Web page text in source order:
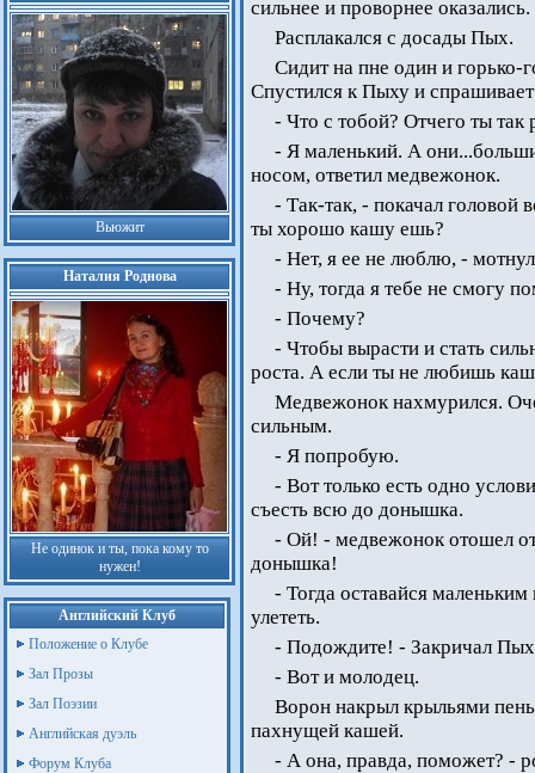
Вьюжит
Наталия Роднова
Не одинок и ты, пока кому то
нужен!
Английский Клуб
Положение о Клубе
Зал Прозы
Зал Поэзии
Английская дуэль
Форум Клуба
сильнее и проворнее оказались.
Расплакался с досады Пых.
Сидит на пне один и горько-
Спустился к Пыху и
- Что с тобой? Отчего ты так
- Я маленький. А
носом, ответил медвежонок.
- Так-так, - покачал головой
ты хорошо кашу ешь?
- Нет, я ее не люблю, -
- Ну, тогда я тебе не смогу
- Почему?
- Чтобы вырасти и стать
роста. А если ты не любишь
Медвежонок нахмурился.
сильным.
- Я попробую.
- Вот только есть одно
съесть всю до донышка.
- Ой! - медвежонок отошел
донышка!
- Тогда оставайся
улететь.
- Подождите! - Закричал
- Вот и молодец.
Ворон накрыл крыльями
пахнущей кашей.
- А она, правда, поможет? -